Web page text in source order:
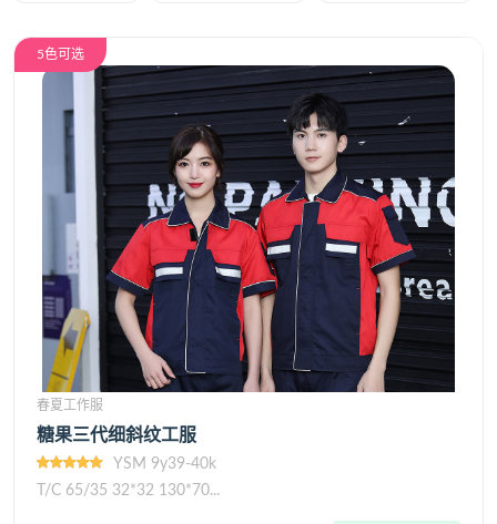
5色可选
春夏工作服
糖果三代细斜纹工服
YSM 9y39-40k
T/C 65/35 32*32 130*70...